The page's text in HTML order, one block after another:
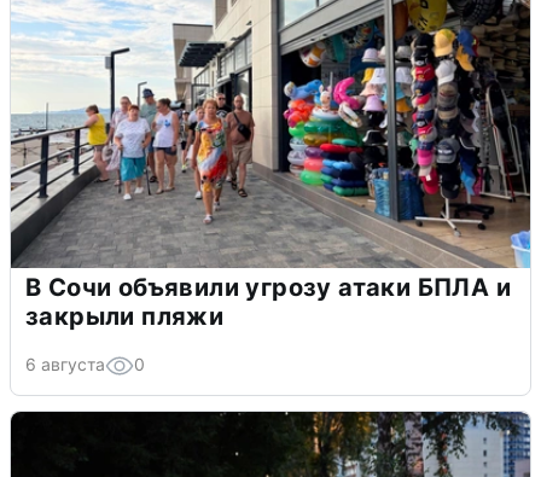
В Сочи объявили угрозу атаки БПЛА и
закрыли пляжи
6 августа 0